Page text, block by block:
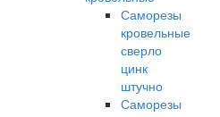
Саморезы
кровельные
сверло
цинк
штучно
Саморезы